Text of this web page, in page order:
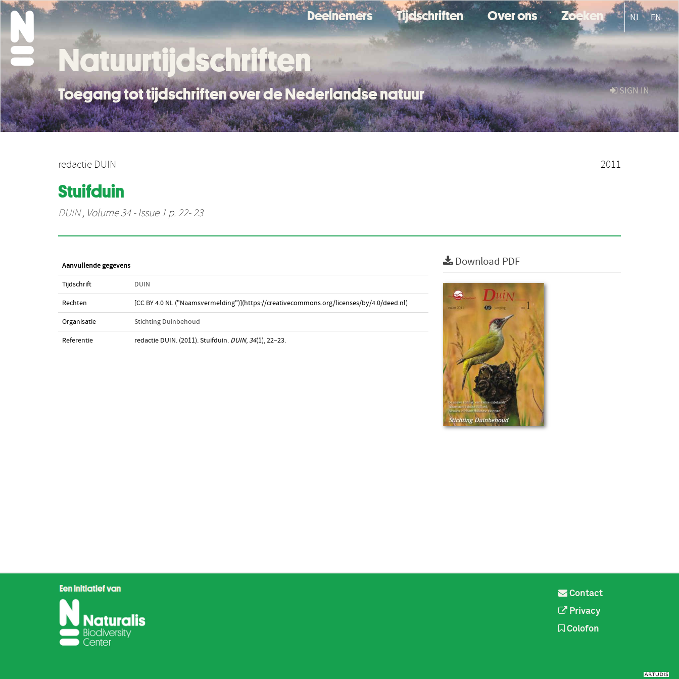
Deelnemers Tijdschriften Over ons Zoeken NL EN
SIGN IN
Natuurtijdschriften
Toegang tot tijdschriften over de Nederlandse natuur
redactie DUIN 2011
Stuifduin
DUIN, Volume 34 - Issue 1 p. 22- 23
Aanvullende gegevens
Tijdschrift DUIN
Rechten [CC BY 4.0 NL ("Naamsvermelding")](https://creativecommons.org/licenses/by/4.0/deed.nl)
Organisatie Stichting Duinbehoud
Referentie redactie DUIN. (2011). Stuifduin. DUIN, 34(1), 22–23.
Download PDF
Contact
Privacy
Colofon